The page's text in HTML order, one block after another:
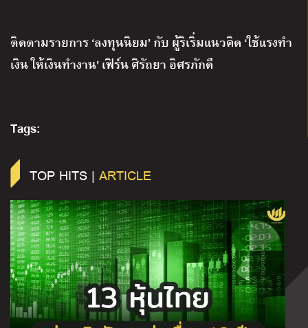
ติดตามรายการ‘ลงทุนนิยม’กับ ผู้ริเริ่มแนวคิด ‘ใช้แรงทำ
เงิน ให้เงินทำงาน’เฟิร์น ศิรัถยา อิศรภักดี
Tags:
TOP HITS | ARTICLE